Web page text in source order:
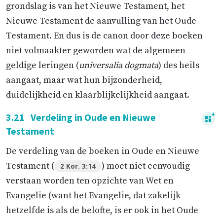
grondslag is van het Nieuwe Testament, het
Nieuwe Testament de aanvulling van het Oude
Testament. En dus is de canon door deze boeken
niet volmaakter geworden wat de algemeen
geldige leringen (universalia dogmata) des heils
aangaat, maar wat hun bijzonderheid,
duidelijkheid en klaarblijkelijkheid aangaat.
3.21 Verdeling in Oude en Nieuwe
Testament
De verdeling van de boeken in Oude en Nieuwe
Testament (
2 Kor. 3:14
) moet niet eenvoudig
verstaan worden ten opzichte van Wet en
Evangelie (want het Evangelie, dat zakelijk
hetzelfde is als de belofte, is er ook in het Oude